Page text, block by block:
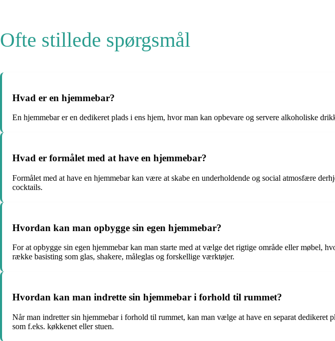
Ofte stillede spørgsmål
Hvad er en hjemmebar?
En hjemmebar er en dedikeret plads i ens hjem, hvor man kan opbevare og servere alkoholiske
Hvad er formålet med at have en hjemmebar?
Formålet med at have en hjemmebar kan være at skabe en underholdende og social atmosfære
cocktails.
Hvordan kan man opbygge sin egen hjemmebar?
For at opbygge sin egen hjemmebar kan man starte med at vælge det rigtige område eller møbel,
række basisting som glas, shakere, måleglas og forskellige værktøjer.
Hvordan kan man indrette sin hjemmebar i forhold til rummet?
Når man indretter sin hjemmebar i forhold til rummet, kan man vælge at have en separat dedikeret
som f.eks. køkkenet eller stuen.